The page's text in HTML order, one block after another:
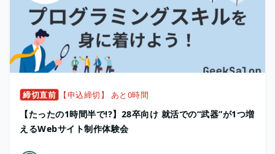
締切直前 【申込締切】 あと0時間
【たったの1時間半で!?】28卒向け 就活での“武器”が1つ増
えるWebサイト制作体験会